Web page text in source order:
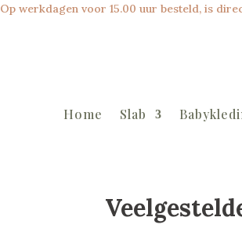
Op werkdagen voor 15.00 uur besteld, is
Home Slab